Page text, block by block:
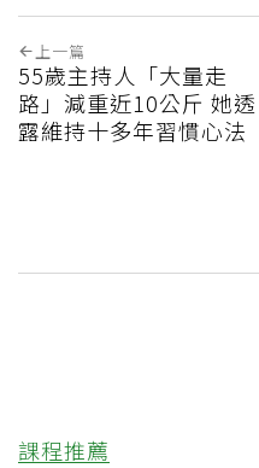
上一篇
55歲主持人「大量走
路」減重近10公斤 她透
露維持十多年習慣心法
課程推薦